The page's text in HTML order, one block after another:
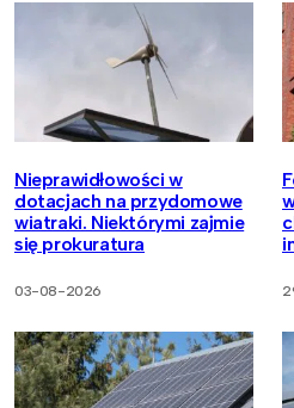
Nieprawidłowości w
dotacjach na przydomowe
wiatraki. Niektórymi zajmie
się prokuratura
03-08-2026